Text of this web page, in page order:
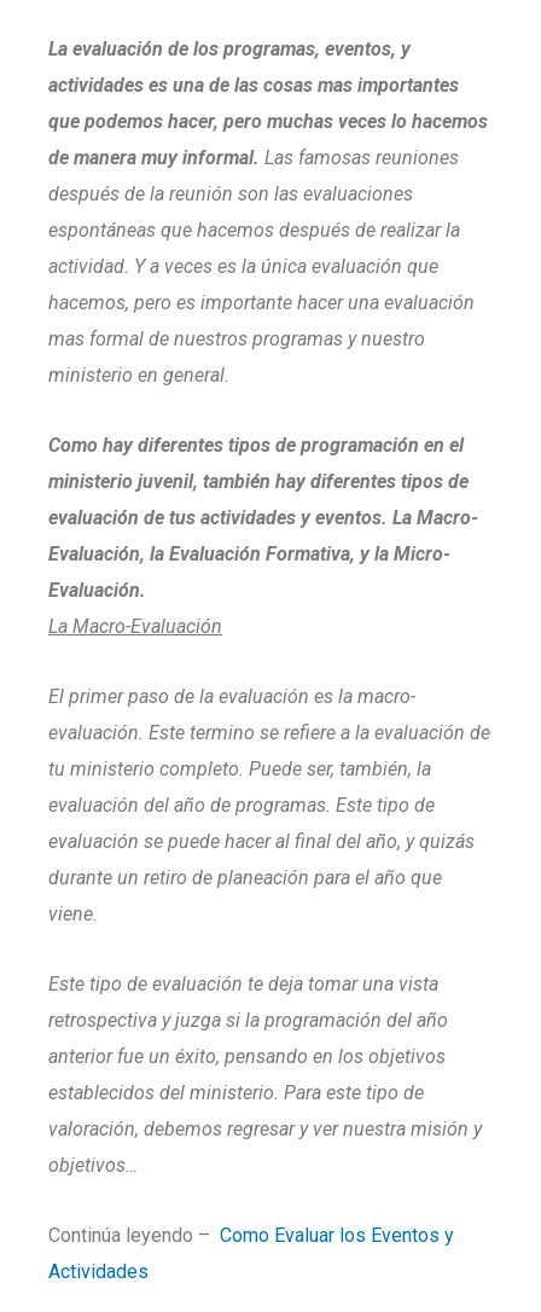
La evaluación de los programas, eventos, y
actividades es una de las cosas mas importantes
que podemos hacer, pero muchas veces lo hacemos
de manera muy informal. Las famosas reuniones
después de la reunión son las evaluaciones
espontáneas que hacemos después de realizar la
actividad. Y a veces es la única evaluación que
hacemos, pero es importante hacer una evaluación
mas formal de nuestros programas y nuestro
ministerio en general.
Como hay diferentes tipos de programación en el
ministerio juvenil, también hay diferentes tipos de
evaluación de tus actividades y eventos. La Macro-
Evaluación, la Evaluación Formativa, y la Micro-
Evaluación.
La Macro-Evaluación
El primer paso de la evaluación es la macro-
evaluación. Este termino se refiere a la evaluación de
tu ministerio completo. Puede ser, también, la
evaluación del año de programas. Este tipo de
evaluación se puede hacer al final del año, y quizás
durante un retiro de planeación para el año que
viene.
Este tipo de evaluación te deja tomar una vista
retrospectiva y juzga si la programación del año
anterior fue un éxito, pensando en los objetivos
establecidos del ministerio. Para este tipo de
valoración, debemos regresar y ver nuestra misión y
objetivos…
Continúa leyendo – Como Evaluar los Eventos y
Actividades